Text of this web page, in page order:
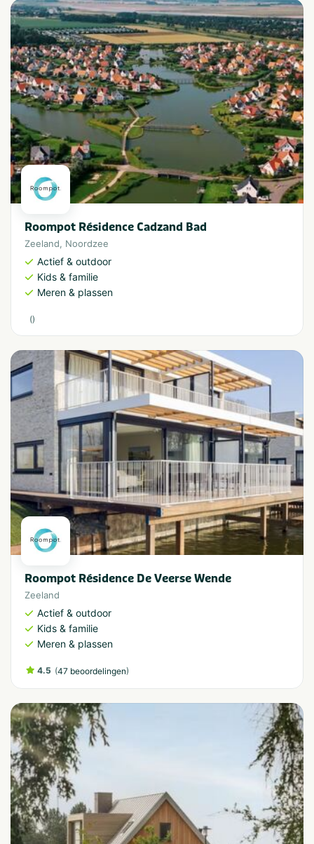
Roompot Résidence Cadzand Bad
Zeeland, Noordzee
Actief & outdoor
Kids & familie
Meren & plassen
()
Roompot Résidence De Veerse Wende
Zeeland
Actief & outdoor
Kids & familie
Meren & plassen
4.5 (47 beoordelingen)